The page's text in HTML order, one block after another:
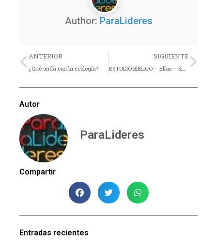
Author: ParaLideres
Previo
ANTERIOR
¿Qué onda con la ecología?
SIGUIENTE
ESTUDIO BÍBLICO – Elías – Siendo un activista de Dios – Parte 5, Ilustración-Experimento y Hoja de reflexión
Autor
ParaLideres
Compartir
Entradas recientes